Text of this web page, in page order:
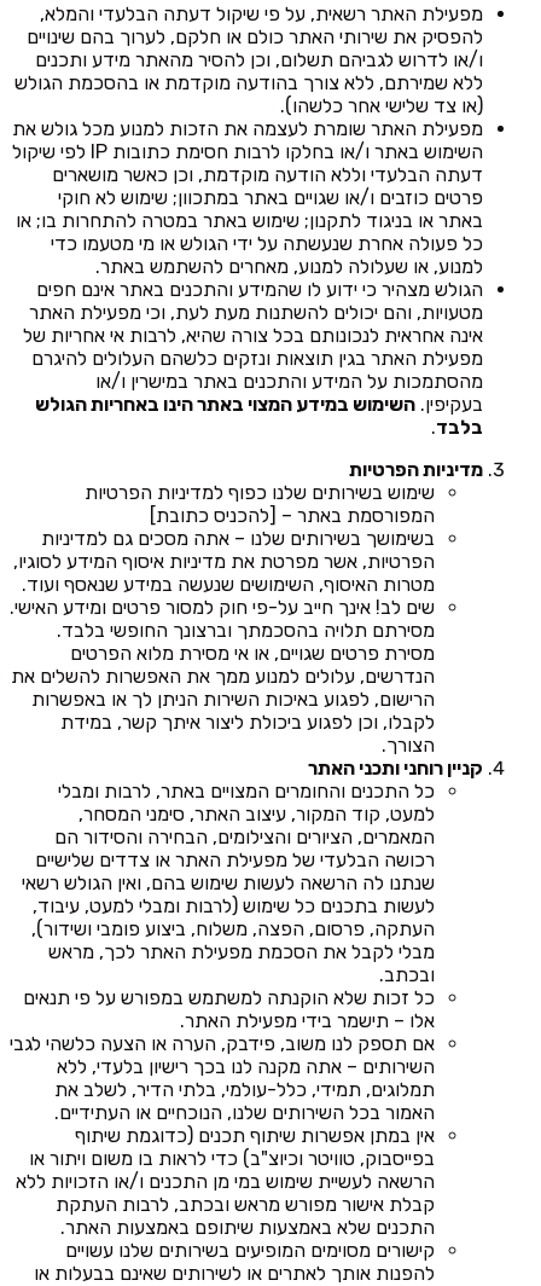
מפעילת האתר רשאית, על פי שיקול דעתה הבלעדי והמלא,
להפסיק את שירותי האתר כולם או חלקם, לערוך בהם שינויים
ו/או לדרוש לגביהם תשלום, וכן להסיר מהאתר מידע ותכנים
ללא שמירתם, ללא צורך בהודעה מוקדמת או בהסכמת הגולש
(או צד שלישי אחר כלשהו).
מפעילת האתר שומרת לעצמה את הזכות למנוע מכל גולש את
השימוש באתר ו/או בחלקו לרבות חסימת כתובות IP לפי שיקול
דעתה הבלעדי וללא הודעה מוקדמת, וכן כאשר מושארים
פרטים כוזבים ו/או שגויים באתר במתכוון; שימוש לא חוקי
באתר או בניגוד לתקנון; שימוש באתר במטרה להתחרות בו; או
כל פעולה אחרת שנעשתה על ידי הגולש או מי מטעמו כדי
למנוע, או שעלולה למנוע, מאחרים להשתמש באתר.
הגולש מצהיר כי ידוע לו שהמידע והתכנים באתר אינם חפים
מטעויות, והם יכולים להשתנות מעת לעת, וכי מפעילת האתר
אינה אחראית לנכונותם בכל צורה שהיא, לרבות אי אחריות של
מפעילת האתר בגין תוצאות ונזקים כלשהם העלולים להיגרם
מהסתמכות על המידע והתכנים באתר במישרין ו/או
בעקיפין. השימוש במידע המצוי באתר הינו באחריות הגולש
בלבד.
מדיניות הפרטיות
שימוש בשירותים שלנו כפוף למדיניות הפרטיות
המפורסמת באתר – [להכניס כתובת]
בשימושך בשירותים שלנו – אתה מסכים גם למדיניות
הפרטיות, אשר מפרטת את מדיניות איסוף המידע לסוגיו,
מטרות האיסוף, השימושים שנעשה במידע שנאסף ועוד.
שים לב! אינך חייב על-פי חוק למסור פרטים ומידע האישי.
מסירתם תלויה בהסכמתך וברצונך החופשי בלבד.
מסירת פרטים שגויים, או אי מסירת מלוא הפרטים
הנדרשים, עלולים למנוע ממך את האפשרות להשלים את
הרישום, לפגוע באיכות השירות הניתן לך או באפשרות
לקבלו, וכן לפגוע ביכולת ליצור איתך קשר, במידת
הצורך.
קניין רוחני ותכני האתר
כל התכנים והחומרים המצויים באתר, לרבות ומבלי
למעט, קוד המקור, עיצוב האתר, סימני המסחר,
המאמרים, הציורים והצילומים, הבחירה והסידור הם
רכושה הבלעדי של מפעילת האתר או צדדים שלישיים
שנתנו לה הרשאה לעשות שימוש בהם, ואין הגולש רשאי
לעשות בתכנים כל שימוש (לרבות ומבלי למעט, עיבוד,
העתקה, פרסום, הפצה, משלוח, ביצוע פומבי ושידור),
מבלי לקבל את הסכמת מפעילת האתר לכך, מראש
ובכתב.
כל זכות שלא הוקנתה למשתמש במפורש על פי תנאים
אלו – תישמר בידי מפעילת האתר.
אם תספק לנו משוב, פידבק, הערה או הצעה כלשהי לגבי
השירותים – אתה מקנה לנו בכך רישיון בלעדי, ללא
תמלוגים, תמידי, כלל-עולמי, בלתי הדיר, לשלב את
האמור בכל השירותים שלנו, הנוכחיים או העתידיים.
אין במתן אפשרות שיתוף תכנים (כדוגמת שיתוף
בפייסבוק, טוויטר וכיוצ"ב) כדי לראות בו משום ויתור או
הרשאה לעשיית שימוש במי מן התכנים ו/או הזכויות ללא
קבלת אישור מפורש מראש ובכתב, לרבות העתקת
התכנים שלא באמצעות שיתופם באמצעות האתר.
קישורים מסוימים המופיעים בשירותים שלנו עשויים
להפנות אותך לאתרים או לשירותים שאינם בבעלות או